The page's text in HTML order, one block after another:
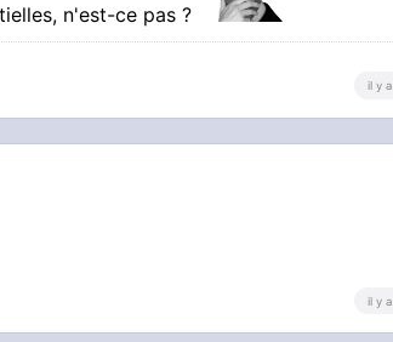
n'est-ce pas ?
il y
il y